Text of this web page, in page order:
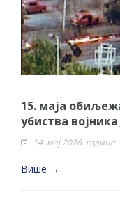
15. маја
убиства
14. мај 2026. године
Више →